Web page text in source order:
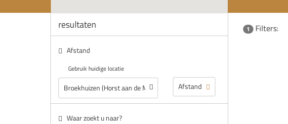
resultaten
Afstand
Gebruik huidige locatie
Waar zoekt u naar?
1 Filters: